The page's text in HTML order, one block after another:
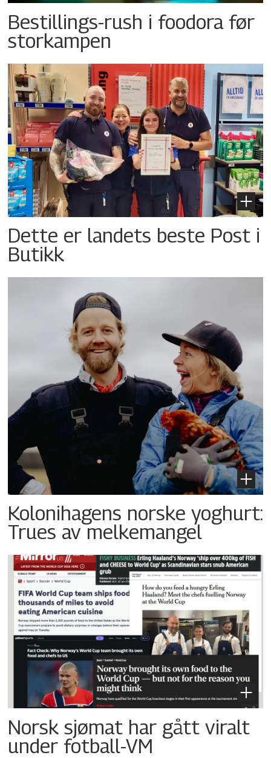
Bestillings-rush i foodora før
storkampen
Dette er landets beste Post i
Butikk
Kolonihagens norske yoghurt:
Trues av melkemangel
Norsk sjømat har gått viralt
under fotball-VM